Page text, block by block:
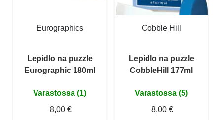
Eurographics
Lepidlo na puzzle
Eurographic 180ml
Varastossa (1)
8,00 €
Cobble Hill
Lepidlo na puzzle
CobbleHill 177ml
Varastossa (5)
8,00 €